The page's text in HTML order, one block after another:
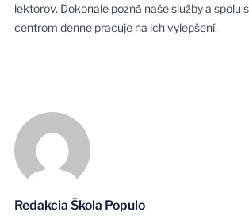
lektorov. Dokonale pozná naše služby a spolu s
centrom denne pracuje na ich vylepšení.
Redakcia Škola Populo